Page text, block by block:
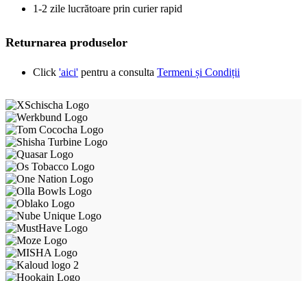
1-2 zile lucrătoare prin curier rapid
Returnarea produselor
Click 'aici' pentru a consulta Termeni și Condiții